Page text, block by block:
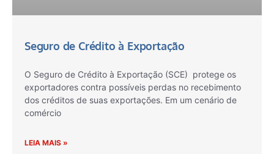
Seguro de Crédito à Exportação
O Seguro de Crédito à Exportação (SCE) protege os
exportadores contra possíveis perdas no recebimento
dos créditos de suas exportações. Em um cenário de
comércio
LEIA MAIS »